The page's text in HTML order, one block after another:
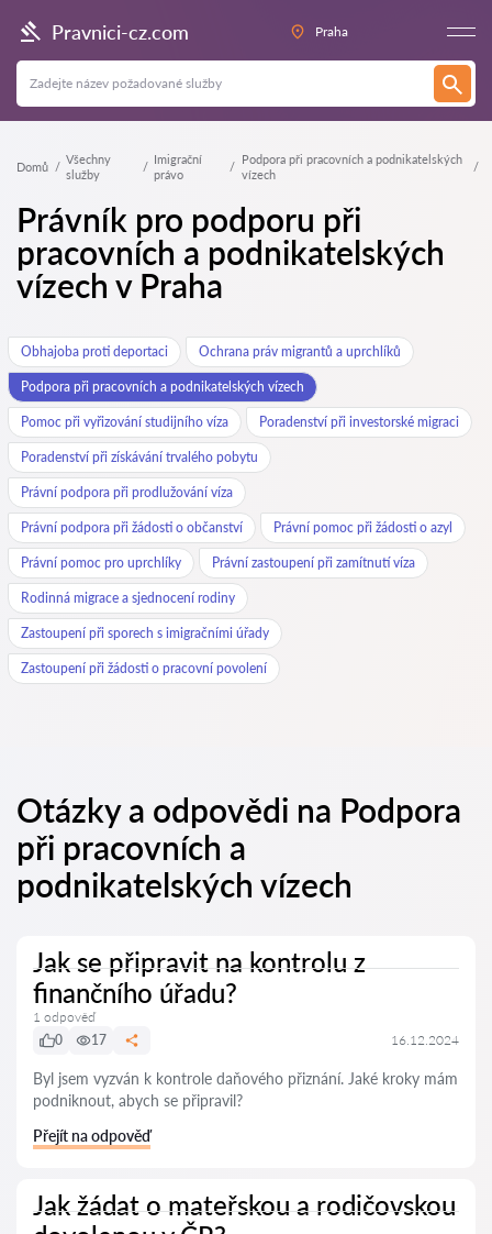
Pravnici-cz.com Praha
Domů
Všechny
služby
Imigrační
právo
Podpora při pracovních a podnikatelských
vízech
Právník pro podporu při
pracovních a podnikatelských
vízech v Praha
Obhajoba proti deportaci Ochrana práv migrantů a uprchlíků
Podpora při pracovních a podnikatelských vízech
Pomoc při vyřizování studijního víza Poradenství při investorské migraci
Poradenství při získávání trvalého pobytu
Právní podpora při prodlužování víza
Právní podpora při žádosti o občanství Právní pomoc při žádosti o azyl
Právní pomoc pro uprchlíky Právní zastoupení při zamítnutí víza
Rodinná migrace a sjednocení rodiny
Zastoupení při sporech s imigračními úřady
Zastoupení při žádosti o pracovní povolení
Otázky a odpovědi na Podpora
při pracovních a
podnikatelských vízech
Jak se připravit na kontrolu z
finančního úřadu?
1 odpověď
0
17 16.12.2024
Byl jsem vyzván k kontrole daňového přiznání. Jaké kroky mám
podniknout, abych se připravil?
Přejít na odpověď
Jak žádat o mateřskou a rodičovskou